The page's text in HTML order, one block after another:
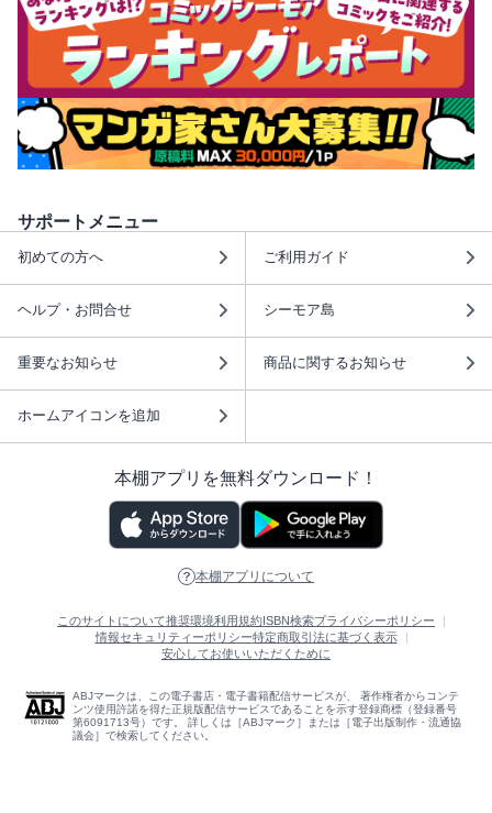
サポートメニュー
初めての方へ ご利用ガイド
ヘルプ・お問合せ シーモア島
重要なお知らせ 商品に関するお知らせ
ホームアイコンを追加
本棚アプリを無料ダウンロード！
本棚アプリについて
このサイトについて推奨環境利用規約ISBN検索プライバシーポリシー
情報セキュリティーポリシー特定商取引法に基づく表示
安心してお使いいただくために
ABJマークは、この電子書店・電子書籍配信サービスが、 著作権者からコンテ
ンツ使用許諾を得た正規版配信サービスであることを示す登録商標（登録番号
第6091713号）です。 詳しくは［ABJマーク］または［電子出版制作・流通協
議会］で検索してください。